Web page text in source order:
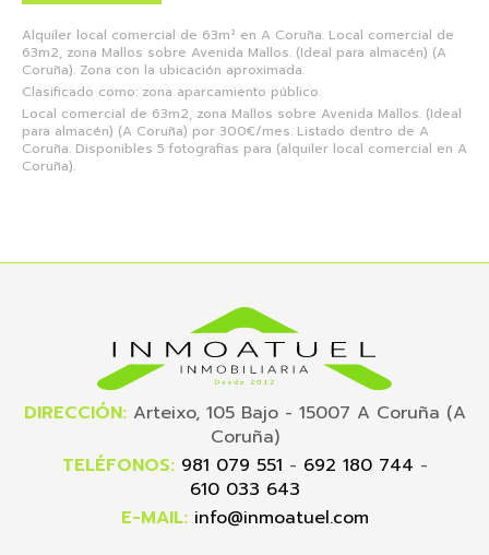
Alquiler local comercial de 63m² en A Coruña. Local comercial de
63m2, zona Mallos sobre Avenida Mallos. (Ideal para almacén) (A
Coruña). Zona con la ubicación aproximada.
Clasificado como: zona aparcamiento público.
Local comercial de 63m2, zona Mallos sobre Avenida Mallos. (Ideal
para almacén) (A Coruña) por 300€/mes. Listado dentro de A
Coruña. Disponibles 5 fotografias para (alquiler local comercial en A
Coruña).
DIRECCIÓN:Arteixo, 105 Bajo - 15007 A Coruña (A
Coruña)
TELÉFONOS: 981 079 551 - 692 180 744 -
610 033 643
E-MAIL: info@inmoatuel.com